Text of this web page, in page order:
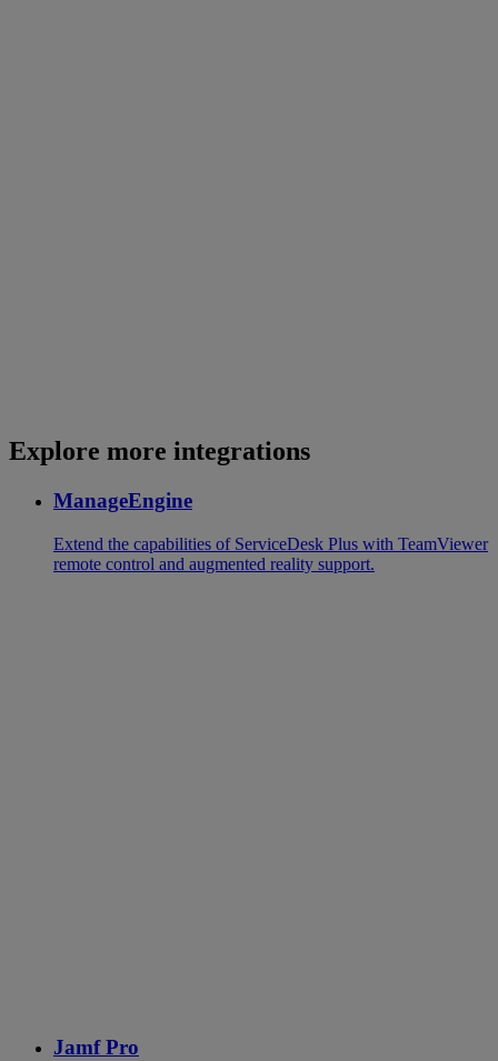
Explore more integrations
ManageEngine
Extend the capabilities of ServiceDesk Plus with TeamViewer
remote control and augmented reality support.
Jamf Pro